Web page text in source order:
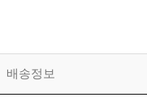
배송정보